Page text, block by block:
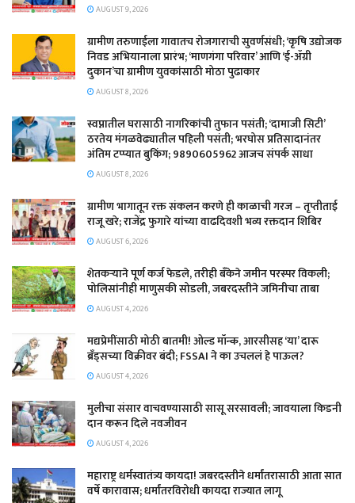
AUGUST 9, 2026
​ग्रामीण तरुणाईला गावातच रोजगाराची सुवर्णसंधी; ‘कृषि उद्योजक
निवड अभियानाला प्रारंभ; ‘माणगंगा परिवार’ आणि ‘ई-ॲग्री
दुकान’चा ग्रामीण युवकांसाठी मोठा पुढाकार
AUGUST 8, 2026
स्वप्नातील घरासाठी नागरिकांची तुफान पसंती; ‘दामाजी सिटी’
ठरतेय मंगळवेढ्यातील पहिली पसंती; भरघोस प्रतिसादानंतर
अंतिम टप्प्यात बुकिंग; 9890605962 आजच संपर्क साधा
AUGUST 8, 2026
ग्रामीण भागातून रक्त संकलन करणे ही काळाची गरज – तृप्तीताई
राजू खरे; राजेंद्र फुगारे यांच्या वाढदिवशी भव्य रक्तदान शिबिर
AUGUST 6, 2026
शेतकऱ्याने पूर्ण कर्ज फेडले, तरीही बँकेने जमीन परस्पर विकली;
पोलिसांनीही माणुसकी सोडली, जबरदस्तीने जमिनीचा ताबा
AUGUST 4, 2026
मद्यप्रेमींसाठी मोठी बातमी! ओल्ड मॉन्क, आरसीसह ‘या’ दारू
ब्रँड्सच्या विक्रीवर बंदी; FSSAI ने का उचललं हे पाऊल?
AUGUST 4, 2026
मुलीचा संसार वाचवण्यासाठी सासू सरसावली; जावयाला किडनी
दान करून दिले नवजीवन
AUGUST 4, 2026
महाराष्ट्र धर्मस्वातंत्र्य कायदा! जबरदस्तीने धर्मांतरासाठी आता सात
वर्षे कारावास; धर्मांतरविरोधी कायदा राज्यात लागू